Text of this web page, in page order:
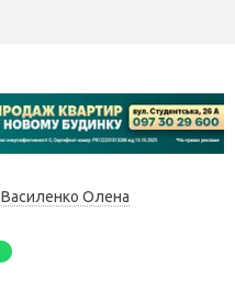
Василенко Олена